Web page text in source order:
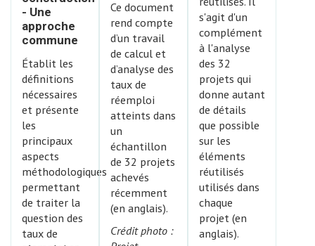
- Une
approche
commune
Établit les
définitions
nécessaires
et présente
les
principaux
aspects
méthodologiques
permettant
de traiter la
question des
taux de
Ce document
rend compte
d’un travail
de calcul et
d’analyse des
taux de
réemploi
atteints dans
un
échantillon
de 32 projets
achevés
récemment
(en anglais).
Crédit photo :
s'agit d'un
complément
à l'analyse
des 32
projets qui
donne autant
de détails
que possible
sur les
éléments
réutilisés
utilisés dans
chaque
projet (en
anglais).